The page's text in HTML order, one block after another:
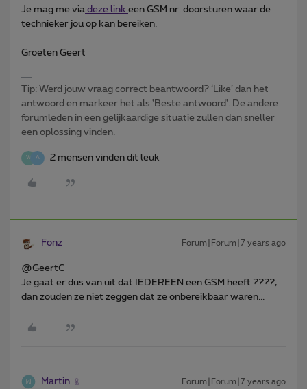
Je mag me via deze link een GSM nr. doorsturen waar de
technieker jou op kan bereiken.
Groeten Geert
Tip: Werd jouw vraag correct beantwoord? ‘Like’ dan het
antwoord en markeer het als 'Beste antwoord'. De andere
forumleden in een gelijkaardige situatie zullen dan sneller
een oplossing vinden.
W A 2 mensen vinden dit leuk
Fonz Forum|Forum|7 years ago
@GeertC
Je gaat er dus van uit dat IEDEREEN een GSM heeft ????,
dan zouden ze niet zeggen dat ze onbereikbaar waren...
Martin Forum|Forum|7 years ago